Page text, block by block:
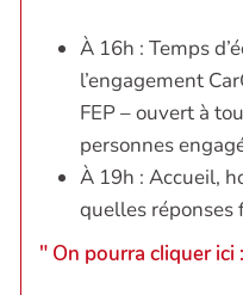
À 16h : Temps
l’engagement
FEP – ouvert à
personnes
À 19h : Accueil,
quelles réponses
" On pourra cliquer ici